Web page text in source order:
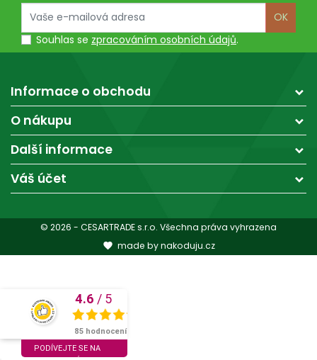
OK
Souhlas se zpracováním osobních údajů.
Informace o obchodu
O nákupu
Další informace
Váš účet
SKVĚLÉ
4.6 / 5
85 hodnocení
PODÍVEJTE SE NA
© 2026 - CESARTRADE s.r.o. Všechna práva vyhrazena
 made by nakoduju.cz